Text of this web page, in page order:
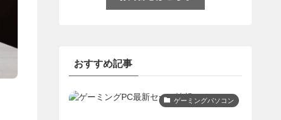
おすすめ記事
ゲーミングパソコン